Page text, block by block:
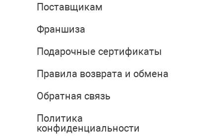
Поставщикам
Франшиза
Подарочные сертификаты
Правила возврата и обмена
Обратная связь
Политика
конфиденциальности